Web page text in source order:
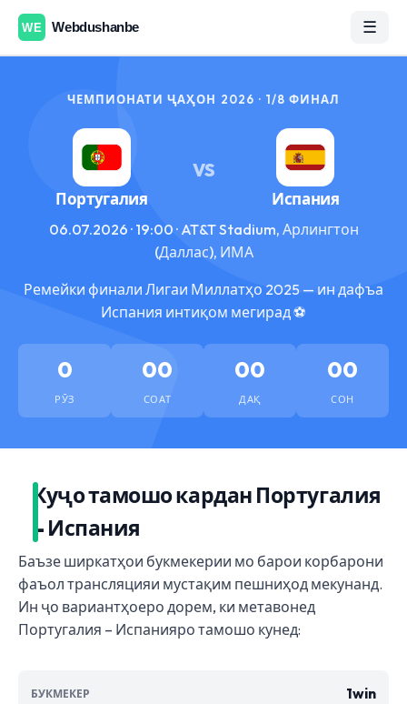
☰
ЧЕМПИОНАТИ ҶАҲОН 2026 · 1/8 ФИНАЛ
Португалия
VS
Испания
06.07.2026 · 19:00 · AT&T Stadium, Арлингтон
(Даллас), ИМА
Ремейки финали Лигаи Миллатҳо 2025 — ин дафъа
Испания интиқом мегирад ⚽
0
РӮЗ
00
СОАТ
00
ДАҚ
00
СОН
Куҷо тамошо кардан Португалия
– Испания
Баъзе ширкатҳои букмекерии мо барои корбарони
фаъол трансляцияи мустақим пешниҳод мекунанд.
Ин ҷо вариантҳоеро дорем, ки метавонед
Португалия – Испанияро тамошо кунед:
1win